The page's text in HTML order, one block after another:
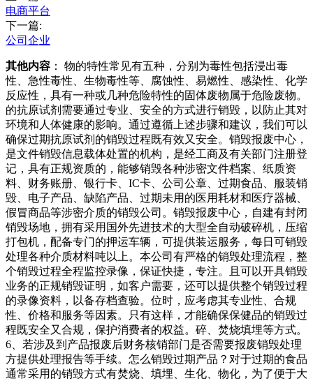
电商平台
下一篇:
公司企业
其他内容 ： 物的特性常见有五种，分别为毒性包括浸出毒
性、急性毒性、生物毒性等、腐蚀性、易燃性、感染性、化学
反应性，具有一种或几种危险特性的固体废物属于危险废物。
的抗原试剂需要通过专业、安全的方式进行销毁，以防止其对
环境和人体健康的影响。通过遵循上述步骤和建议，我们可以
确保过期抗原试剂的销毁过程既有效又安全。销毁报废中心，
是文件销毁信息载体处置的机构，是经工商及有关部门注册登
记，具有正规资质的，能够销毁各种涉密文件档案、纸质资
料、财务账册、银行卡、IC卡、公司公章、过期食品、服装销
毁、电子产品、缺陷产品、过期未用的医用耗材和医疗器械、
假冒商品等涉密介质的销毁公司。销毁报废中心，自建有封闭
销毁场地，拥有采用国外先进技术的大型全自动破碎机，压缩
打包机，配备专门的押运车辆，可提供装运服务，每日可销毁
处理各种介质材料吨以上。本公司有严格的销毁处理流程，整
个销毁过程全程监控录像，保证快捷，专注。且可以开具销毁
业务的正规销毁证明，如客户需要，还可以提供整个销毁过程
的录像资料，以备存档查验。位时，应考虑其专业性、合规
性、价格和服务等因素。只有这样，才能确保保健品的销毁过
程既安全又合规，保护消费者的权益。碎、焚烧填埋等方式。
6、若涉及到产品报废后财务核销部门是否需要报废销毁处理
方提供处理报告等手续。怎么销毁过期产品？对于过期的食品
通常采用的销毁方式有焚烧、填埋、生化、物化，为了便于大